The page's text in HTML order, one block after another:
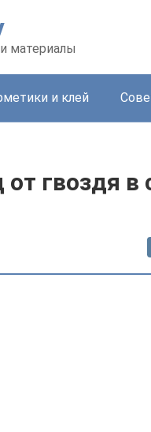
материалы
и клей
гвоздя в